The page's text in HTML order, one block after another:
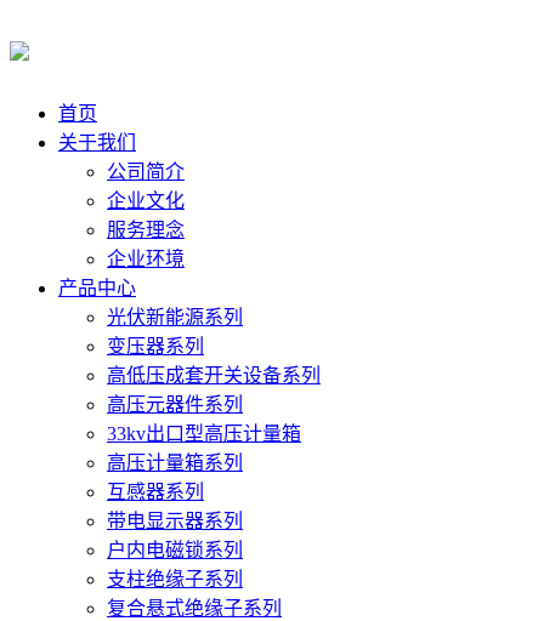
首页
关于我们
公司简介
企业文化
服务理念
企业环境
产品中心
光伏新能源系列
变压器系列
高低压成套开关设备系列
高压元器件系列
33kv出口型高压计量箱
高压计量箱系列
互感器系列
带电显示器系列
户内电磁锁系列
支柱绝缘子系列
复合悬式绝缘子系列